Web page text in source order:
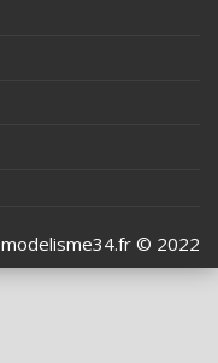
modelisme34.fr © 2022